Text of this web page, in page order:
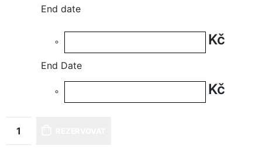
End date
Kč
End Date
Kč